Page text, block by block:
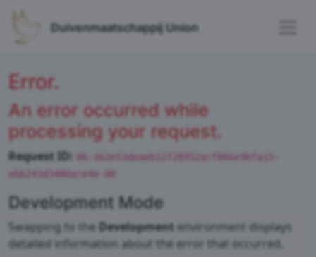
Duivenmaatschappij Union
Error.
An error occurred while
processing your request.
Request ID:
00-362e53deaeb12f28952acf866e9bfa15-
ebb243d3480ace4e-00
Development Mode
Swapping to the Development environment displays
detailed information about the error that occurred.